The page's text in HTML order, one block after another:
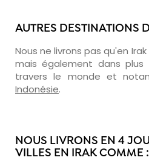
AUTRES DESTINATIONS
Nous ne livrons pas qu'en
mais également dans
travers le monde et
Indonésie.
NOUS LIVRONS EN 4
VILLES EN IRAK COMME :